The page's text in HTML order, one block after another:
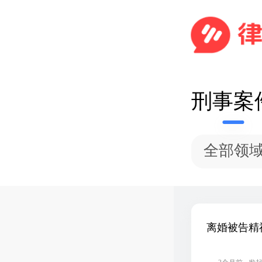
刑事案
全部领
离婚被告